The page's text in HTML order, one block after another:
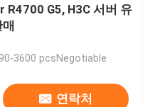
R4700 G5, H3C 서버 유
매
3600 pcsNegotiable
연락처